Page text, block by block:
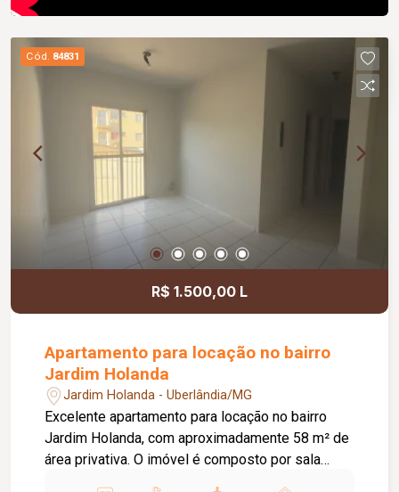
Cód. 84831
R$ 1.500,00 L
Apartamento para locação no bairro
Jardim Holanda
Jardim Holanda - Uberlândia/MG
Excelente apartamento para locação no bairro
Jardim Holanda, com aproximadamente 58 m² de
área privativa. O imóvel é composto por sala